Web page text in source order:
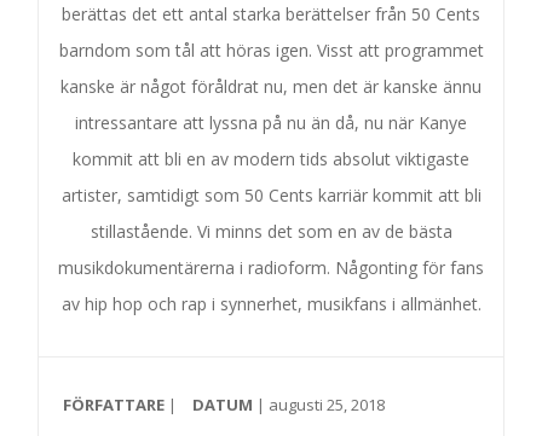
berättas det ett antal starka berättelser från 50 Cents
barndom som tål att höras igen. Visst att programmet
kanske är något föråldrat nu, men det är kanske ännu
intressantare att lyssna på nu än då, nu när Kanye
kommit att bli en av modern tids absolut viktigaste
artister, samtidigt som 50 Cents karriär kommit att bli
stillastående. Vi minns det som en av de bästa
musikdokumentärerna i radioform. Någonting för fans
av hip hop och rap i synnerhet, musikfans i allmänhet.
FÖRFATTARE | DATUM | augusti 25, 2018